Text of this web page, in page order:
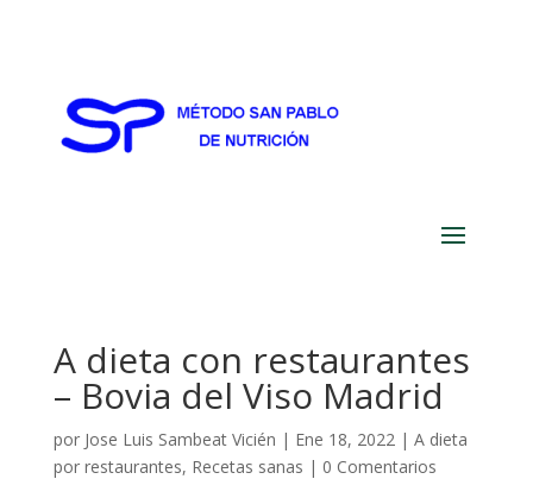
A dieta con restaurantes
– Bovia del Viso Madrid
por Jose Luis Sambeat Vicién | Ene 18, 2022| A dieta
por restaurantes, Recetas sanas | 0 Comentarios